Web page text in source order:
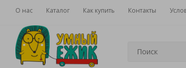
О нас Каталог Как купить Контакты